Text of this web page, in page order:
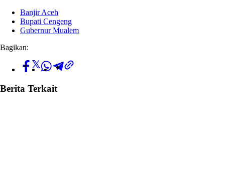
Banjir Aceh
Bupati Cengeng
Gubernur Mualem
Bagikan:
Berita Terkait